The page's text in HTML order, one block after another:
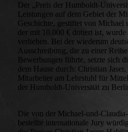
Der „Preis der Humboldt-
Leistungen auf dem Gebiet der
Geschichte, gestiftet von Michael
der mit 10.000 € dotiert ist,
verliehen. Bei der wiederum
Ausschreibung, die zu einer
Bewerbungen führte, setzte sich
dem Hause durch: Christian
Mitarbeiter am Lehrstuhl für
der Humboldt-Universität zu
Die von der Michael-und-
bestellte internationale Jury